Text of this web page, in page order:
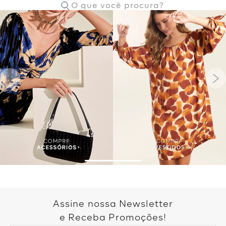
Assine nossa Newsletter
e Receba Promoções!